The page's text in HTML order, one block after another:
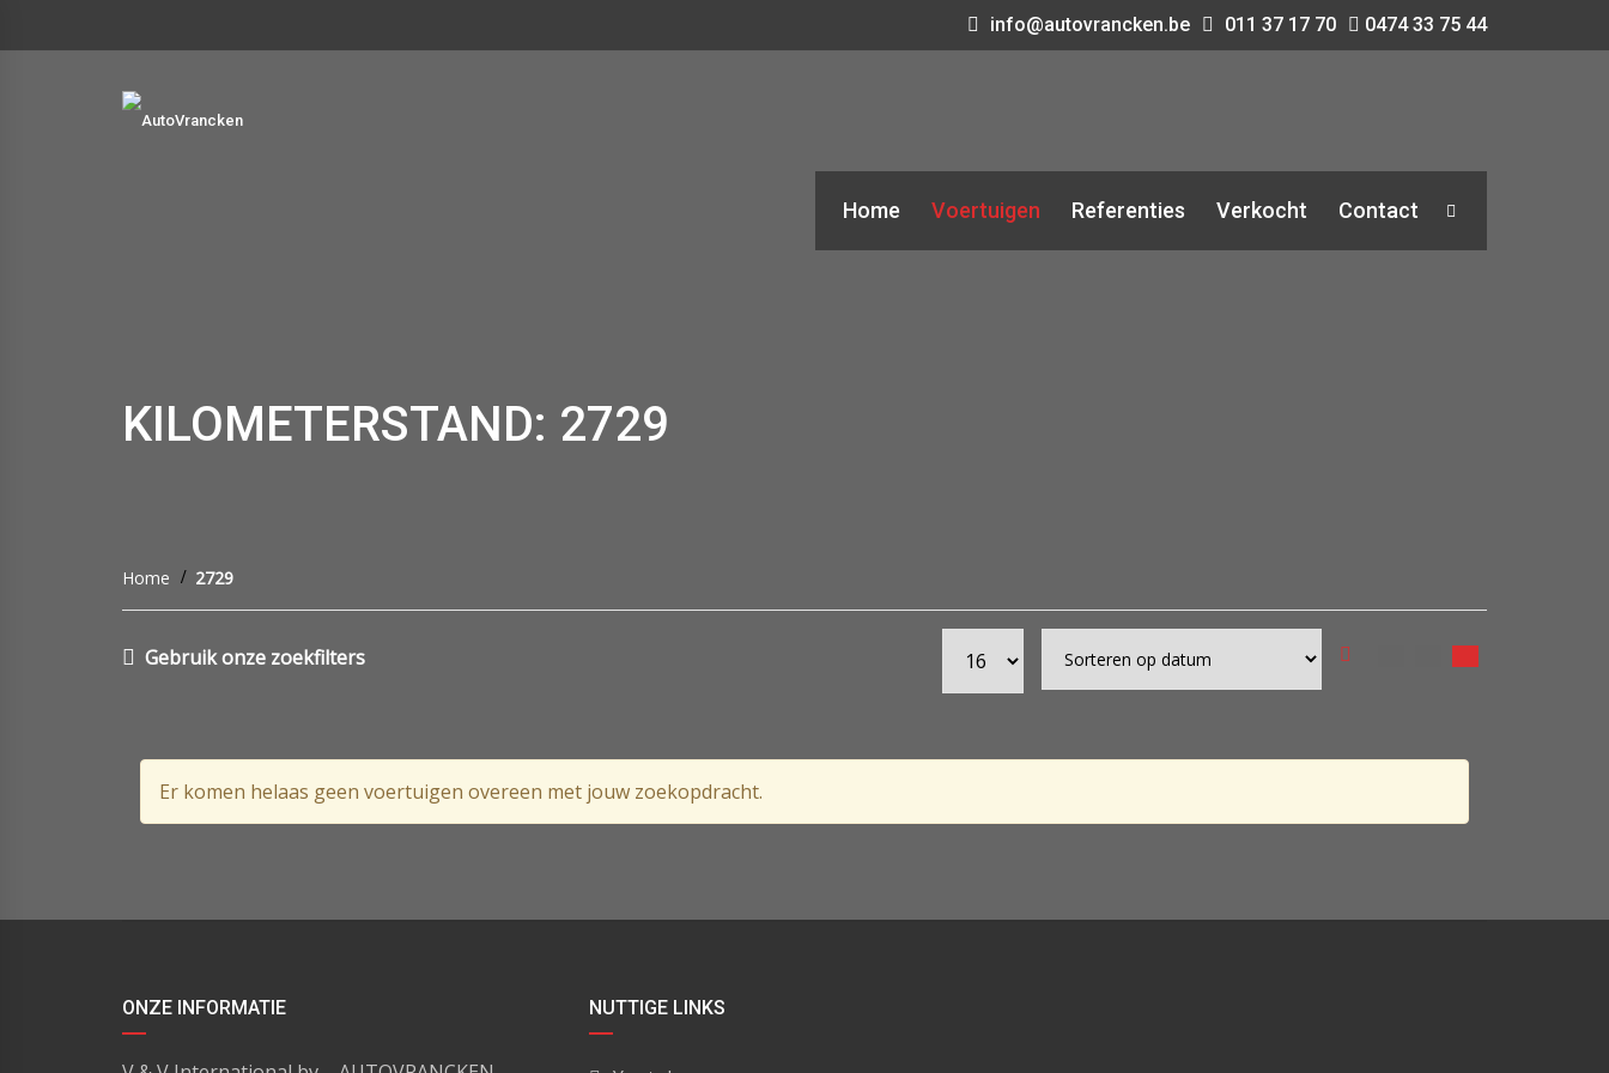
info@autovrancken.be 011 37 17 70 0474 33 75 44
Home Voertuigen Referenties Verkocht Contact
KILOMETERSTAND: 2729
Home 2729
Gebruik onze zoekfilters
Er komen helaas geen voertuigen overeen met jouw zoekopdracht.
ONZE INFORMATIE NUTTIGE LINKS